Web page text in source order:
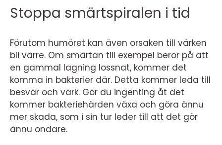
Stoppa smärtspiralen i tid
Förutom humöret kan även orsaken till värken
bli värre. Om smärtan till exempel beror på att
en gammal lagning lossnat, kommer det
komma in bakterier där. Detta kommer leda till
besvär och värk. Gör du ingenting åt det
kommer bakteriehärden växa och göra ännu
mer skada, som i sin tur leder till att det gör
ännu ondare.